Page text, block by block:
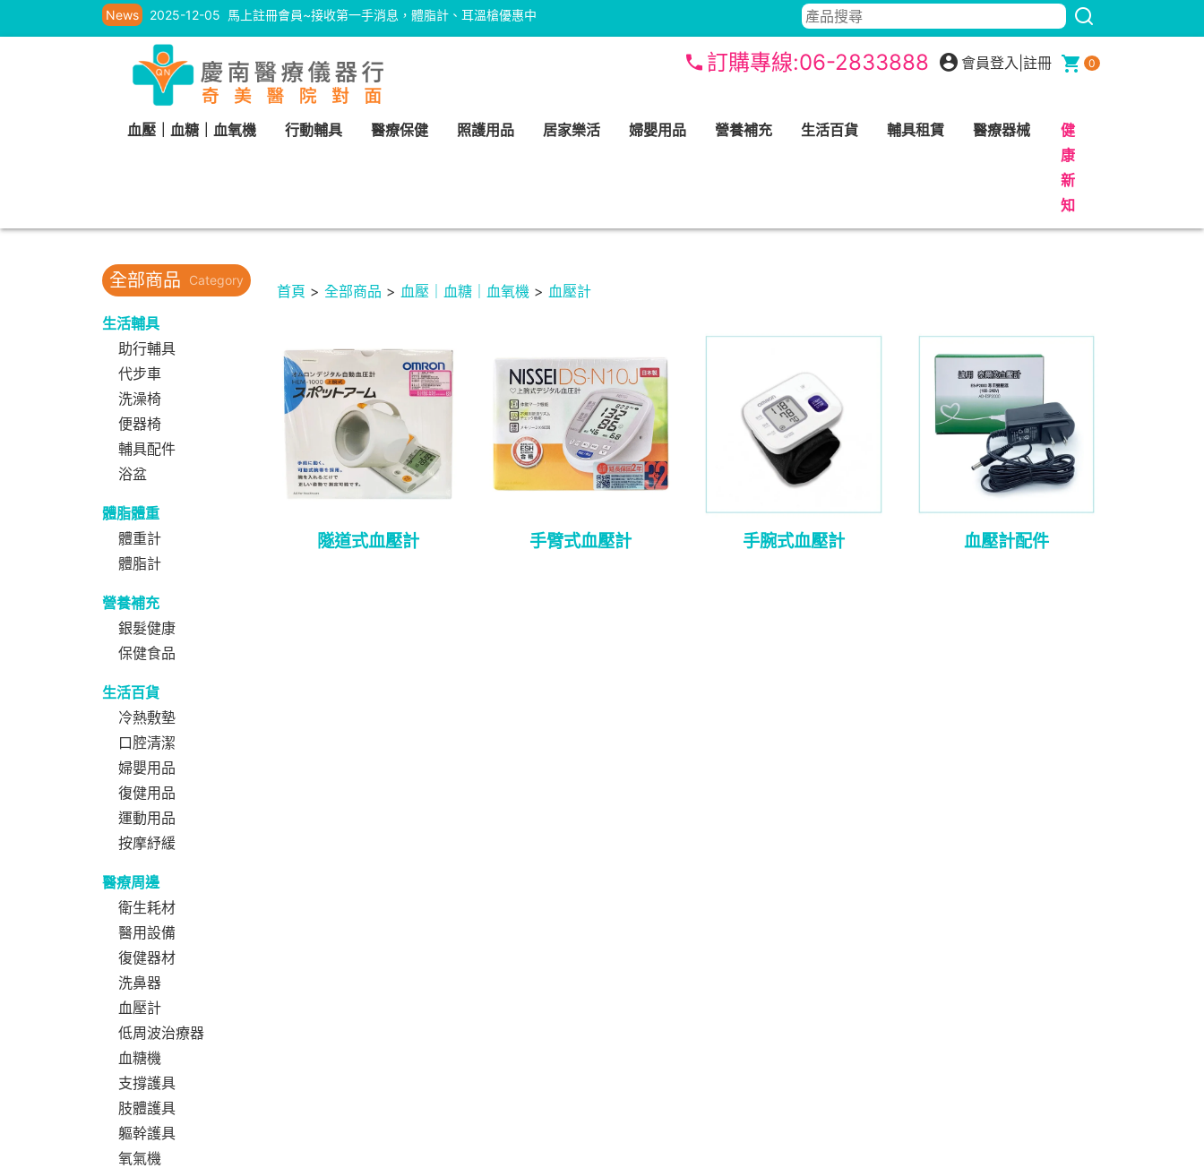
News 2025-12-05 馬上註冊會員~接收第一手消息，體脂計、耳溫槍優惠中
訂購專線:06-2833888 會員登入 註冊 0
血壓｜血糖｜血氧機 行動輔具 醫療保健 照護用品 居家樂活 婦嬰用品 營養補充 生活百貨 輔具租賃 醫療器械
健
康
新
知
全部商品 Category
生活輔具
助行輔具
代步車
洗澡椅
便器椅
輔具配件
浴盆
體脂體重
體重計
體脂計
營養補充
銀髮健康
保健食品
生活百貨
冷熱敷墊
口腔清潔
婦嬰用品
復健用品
運動用品
按摩紓緩
醫療周邊
衛生耗材
醫用設備
復健器材
洗鼻器
血壓計
低周波治療器
血糖機
支撐護具
肢體護具
軀幹護具
氧氣機
首頁 > 全部商品 > 血壓｜血糖｜血氧機 > 血壓計
隧道式血壓計 手臂式血壓計 手腕式血壓計 血壓計配件